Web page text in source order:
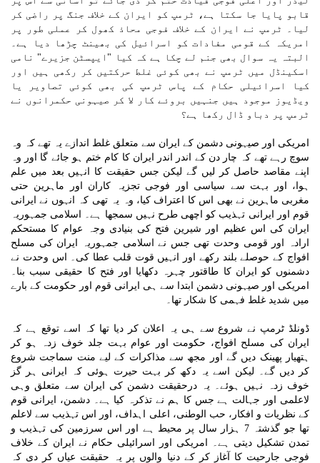
قابو پایا جا سکتا ہے، ٹرمپ کو ایران کے خلاف جنگ پر راضی کر
لیا۔ ٹرمپ نے ایران کے خلاف فوجی محاذ کھول کر عملی طور پر
امریکہ کے قومی مفادات کو اسرائیل کی بھینٹ چڑھا دیا ہے۔
البتہ یہ سوال بھی جنم لے چکا ہے کہ کیا "ایپسٹن جزیرے" نامی
اسکینڈل میں ٹرمپ نے بھی کوئی غلط حرکتیں کر رکھی ہیں اور
کیا اسرائیلی حکام کے پاس ٹرمپ کی بھی کوئی تصاویر یا
ویڈیوز موجود ہیں جنہیں بروئے کار لا کر صیہونی حکمرانوں نے
ٹرمپ پر دباو ڈال رکھا ہے؟
امریکی اور صیہونی دشمن کے ایران سے متعلق غلط اندازے یہ تھے کہ وہ
سوچ رہے تھے کہ چار دن کے اندر اندر ایران کا کام ختم ہو جائے گا اور وہ
اپنے مقاصد حاصل کر لیں گے لیکن جس حقیقت کا انہیں بعد میں علم
ہوا، اور بہت سے سیاسی اور فوجی تجزیہ کاران اور ماہرین حتی
مغربی ماہرین نے بھی اس کا اعتراف کیا، وہ یہ تھی کہ انہوں نے ایرانی
قوم اور ایرانی تہذیب کو اچھی طرح نہیں سمجھا ہے۔ اسلامی جمہوریہ
ایران کی اس عظیم اور شیرین فتح کی بنیادی وجہ عوام کا مستحکم
ارادہ اور قومی وحدت تھی جس نے اسلامی جمہوریہ ایران کی مسلح
افواج کے حوصلے بلند رکھے اور انہیں قوت قلب عطا کی۔ اس وحدت نے
دشمنوں کو ایران کا طاقتور چہرہ دکھایا اور فتح کا حقیقی سبب بنا۔
امریکی اور صیہونی دشمن ابتدا سے ہی ایرانی قوم اور حکومت کے بارے
میں شدید غلط فہمی کا شکار تھا۔
ڈونلڈ ٹرمپ نے شروع سے ہی یہ اعلان کر دیا تھا کہ اسے توقع ہے کہ
ایران کی مسلح افواج، حکومت اور عوام بہت جلد خوف زدہ ہو کر
ہتھیار پھینک دیں گے اور مجھ سے مذاکرات کے لیے منت سماجت شروع
کر دیں گے۔ لیکن اسے یہ دکھ کر بہت حیرت ہوئی کہ ایرانی ہر گز
خوف زدہ نہیں ہوئے۔ یہ درحقیقت دشمن کی ایران سے متعلق وہی
لاعلمی اور جہالت ہے جس کا ہم نے تذکرہ کیا ہے۔ دشمن، ایرانی قوم
کے نظریات و افکار، حب الوطنی، اعلی اہداف، اور اس تہذیب سے لاعلم
تھا جو گذشتہ 7 ہزار سال پر محیط ہے اور اس سرزمین کی تہذیب و
تمدن تشکیل دیتی ہے۔ امریکی اور اسرائیلی حکام نے ایران کے خلاف
فوجی جارحیت کا آغاز کر کے دنیا والوں پر یہ حقیقت عیاں کر دی کہ